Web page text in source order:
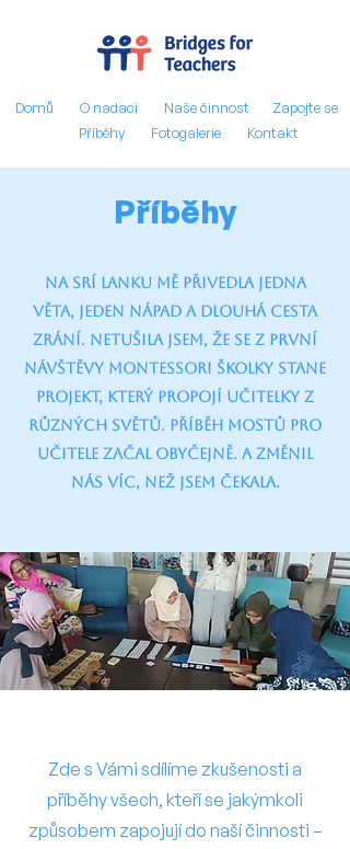
Domů O nadaci Naše činnost
Zapojte se
Příběhy
Fotogalerie Kontakt
Příběhy
Na Srí Lanku mě přivedla jedna
věta, jeden nápad a dlouhá cesta
zrání. Netušila jsem, že se z první
návštěvy Montessori školky stane
projekt, který propojí učitelky z
různých světů. Příběh Mostů pro
učitele začal obyčejně. A změnil
nás víc, než jsem čekala.
Zde s Vámi sdílíme zkušenosti a
příběhy všech, kteří se jakýmkoli
způsobem zapojují do naší činnosti –